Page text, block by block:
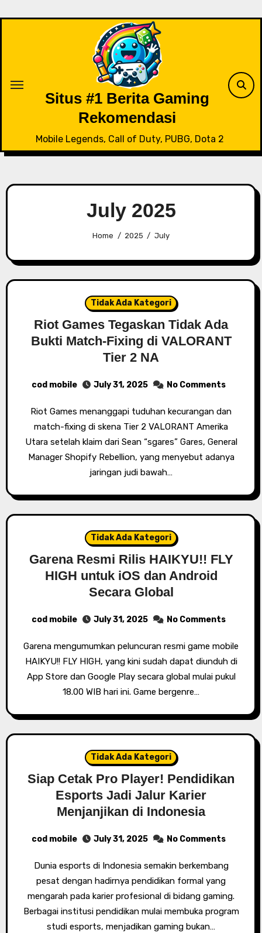
Situs #1 Berita Gaming
Rekomendasi
Mobile Legends, Call of Duty, PUBG, Dota 2
July 2025
Home 2025 July
Tidak Ada Kategori
Riot Games Tegaskan Tidak Ada
Bukti Match-Fixing di VALORANT
Tier 2 NA
cod mobile July 31, 2025 No Comments
Riot Games menanggapi tuduhan kecurangan dan
match-fixing di skena Tier 2 VALORANT Amerika
Utara setelah klaim dari Sean “sgares” Gares, General
Manager Shopify Rebellion, yang menyebut adanya
jaringan judi bawah…
Tidak Ada Kategori
Garena Resmi Rilis HAIKYU!! FLY
HIGH untuk iOS dan Android
Secara Global
cod mobile July 31, 2025 No Comments
Garena mengumumkan peluncuran resmi game mobile
HAIKYU!! FLY HIGH, yang kini sudah dapat diunduh di
App Store dan Google Play secara global mulai pukul
18.00 WIB hari ini. Game bergenre…
Tidak Ada Kategori
Siap Cetak Pro Player! Pendidikan
Esports Jadi Jalur Karier
Menjanjikan di Indonesia
cod mobile July 31, 2025 No Comments
Dunia esports di Indonesia semakin berkembang
pesat dengan hadirnya pendidikan formal yang
mengarah pada karier profesional di bidang gaming.
Berbagai institusi pendidikan mulai membuka program
studi esports, menjadikan gaming bukan…